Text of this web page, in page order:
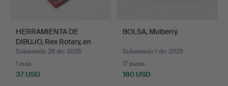
HERRAMIENTA DE
DIBUJO, Rex Rotary, en
caja.
Subastado 26 dic 2025
1 puja
37 USD
BOLSA, Mulberry.
Subastado 1 dic 2025
17 pujas
180 USD